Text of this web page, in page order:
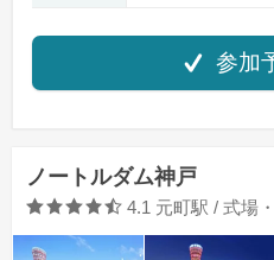
参加
ノートルダム神戸
口コミ評価
4.1 元町駅 / 式場